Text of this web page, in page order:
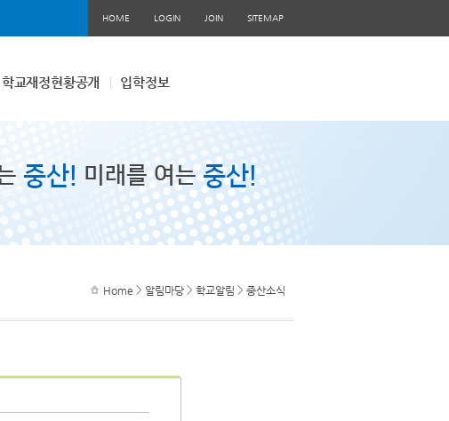
HOME LOGIN JOIN SITEMAP
학교재정현황공개 입학정보
중산! 미래를 여는중산!
Home > 알림마당 > 학교알림 > 중산소식